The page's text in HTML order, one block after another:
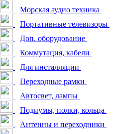
Морская аудио техника
Портативные телевизоры
Доп. оборудование
Коммутация, кабели
Для инсталляции
Переходные рамки
Автосвет, лампы
Подиумы, полки, кольца
Антенны и переходники